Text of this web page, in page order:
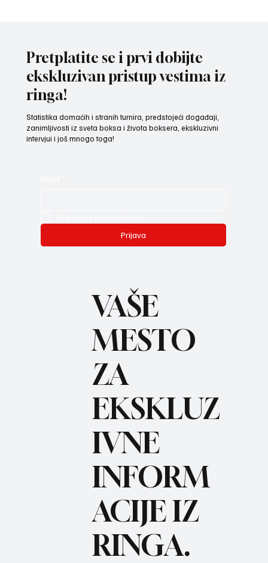
Pretplatite se i prvi dobijte
ekskluzivan pristup vestima iz
ringa!
Statistika domaćih i stranih turnira, predstojeći događaji,
zanimljivosti iz sveta boksa i života boksera, ekskluzivni
intervjui i još mnogo toga!
Prijava
REC
VAŠE
MESTO
ZA
EKSKLUZ
IVNE
INFORM
ACIJE IZ
RINGA.